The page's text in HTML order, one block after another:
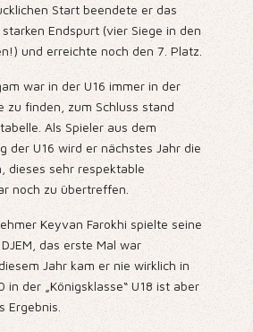
Start beendete er das
Endspurt (vier Siege in den
und erreichte noch den 7. Platz.
war in der U16 immer in der
zu finden, zum Schluss stand
Als Spieler aus dem
der U16 wird er nächstes Jahr die
dieses sehr respektable
noch zu übertreffen.
Keyvan Farokhi spielte seine
das erste Mal war
Jahr kam er nie wirklich in
in der „Königsklasse“ U18 ist aber
Ergebnis.